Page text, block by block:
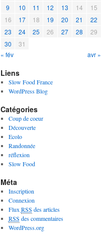
« fév avr »
9
10 11 12 13 14
15
16
17 18 19 20 21
22
23
24 25 26 27 28
29
30
31
Liens
Slow Food France
WordPress Blog
Catégories
Coup de coeur
Découverte
Ecolo
Randonnée
réflexion
Slow Food
Méta
Inscription
Connexion
Flux RSS des articles
RSS des commentaires
WordPress.org